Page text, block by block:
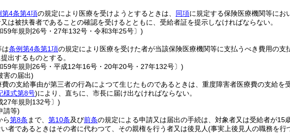
第4条第4項の規定により医療を受けようとするときは、 同項に規定する保険医療機関等にお
は被扶養者であることの確認を受けるとともに、受給者証を提示しなければならない。
59年規則26号・27年132号・令和3年25号〕)
は条例第4条第1項の規定により医療を受けた者が当該保険医療機関等に支払うべき費用の支
出するものとする。
59年規則26号・平成12年16号・20年20号・27年132号〕)
害の届出)
の支給事由が第三者の行為によつて生じたものであるときは、重度障害者医療費の支給を
様式第8号)により、直ちに、市長に届け出なければならない。
27年規則132号〕)
請等)
ら第8条 まで、 第10条及び前条の規定による申請又は届出の手続は、対象者又は受給者が15
者であるときはその者に代わつて、その親権を行う者又は後見人(事実上後見人の職務を行